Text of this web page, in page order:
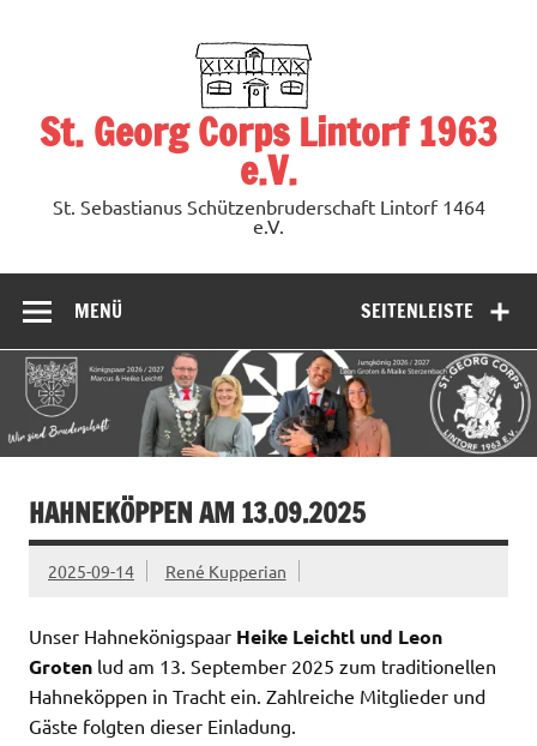
St. Georg Corps Lintorf 1963
e.V.
St. Sebastianus Schützenbruderschaft Lintorf 1464
e.V.
SEITENLEISTE
MENÜ
HAHNEKÖPPEN AM 13.09.2025
2025-09-14 René Kupperian
Unser Hahnekönigspaar Heike Leichtl und Leon
Groten lud am 13. September 2025 zum traditionellen
Hahneköppen in Tracht ein. Zahlreiche Mitglieder und
Gäste folgten dieser Einladung.